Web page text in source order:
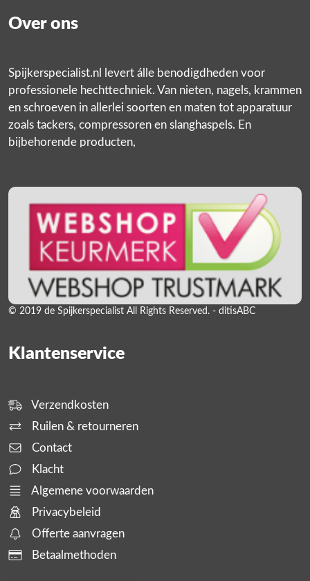
Over ons
Spijkerspecialist.nl levert álle benodigdheden voor
professionele hechttechniek. Van nieten, nagels, krammen
en schroeven in allerlei soorten en maten tot apparatuur
zoals tackers, compressoren en slanghaspels. En
bijbehorende producten,
© 2019 de Spijkerspecialist All Rights Reserved. - ditisABC
Klantenservice
Verzendkosten
Ruilen & retourneren
Contact
Klacht
Algemene voorwaarden
Privacybeleid
Offerte aanvragen
Betaalmethoden